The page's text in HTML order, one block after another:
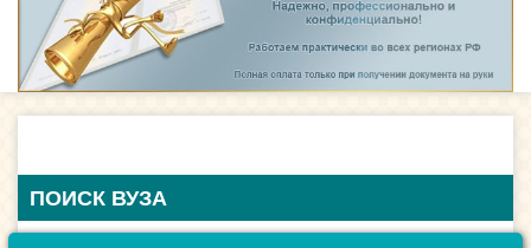
ПОИСК ВУЗА